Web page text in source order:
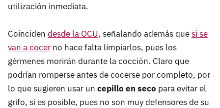
utilización inmediata.
Coinciden desde la OCU, señalando además quesi se
van a cocer no hace falta limpiarlos, pues los
gérmenes morirán durante la cocción. Claro que
podrían romperse antes de cocerse por completo, por
lo que sugieren usar un cepillo en seco para evitar el
grifo, si es posible, pues no son muy defensores de su